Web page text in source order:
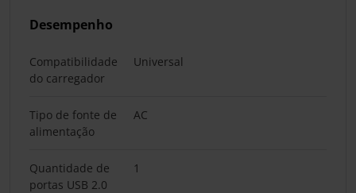
Desempenho
Compatibilidade
do carregador
Universal
Tipo de fonte de
alimentação
AC
Quantidade de
portas USB 2.0
1